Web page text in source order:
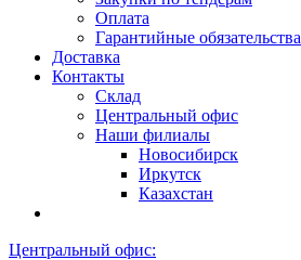
Оплата
Гарантийные обязательства
Доставка
Контакты
Склад
Центральный офис
Наши филиалы
Новосибирск
Иркутск
Казахстан
Центральный офис: